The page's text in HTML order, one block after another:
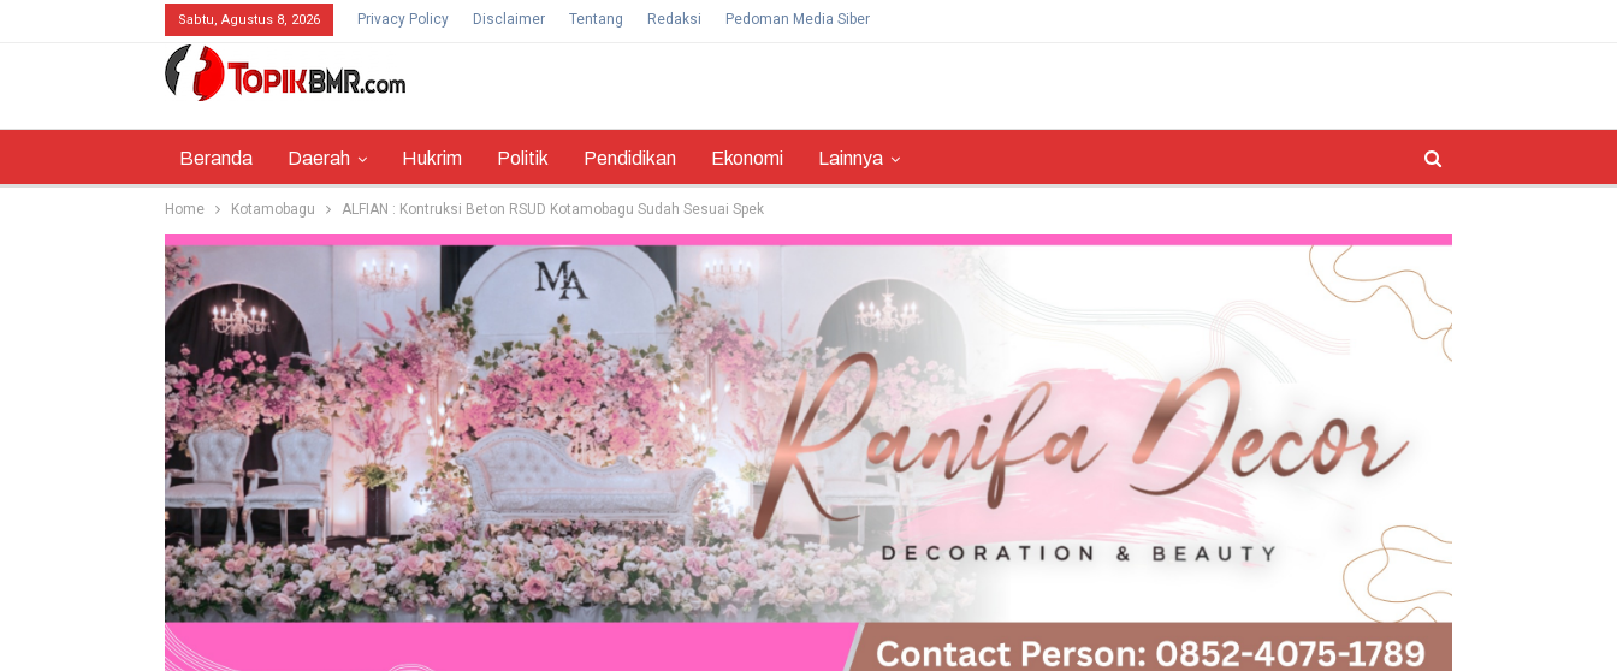
Sabtu, Agustus 8, 2026 Privacy Policy Disclaimer Tentang Redaksi Pedoman Media Siber
Beranda Daerah Hukrim Politik Pendidikan Ekonomi Lainnya
Home Kotamobagu ALFIAN : Kontruksi Beton RSUD Kotamobagu Sudah Sesuai Spek